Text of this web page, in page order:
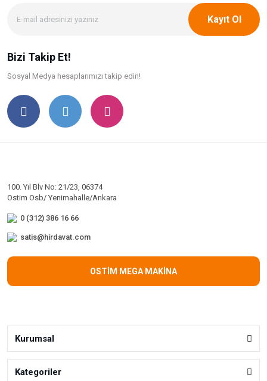
Kayıt Ol
Bizi Takip Et!
Sosyal Medya hesaplarımızı takip edin!
100. Yıl Blv No: 21/23, 06374
Ostim Osb/ Yenimahalle/Ankara
0 (312) 386 16 66
satis@hirdavat.com
OSTİM MEGA MAKİNA
Kurumsal
Kategoriler